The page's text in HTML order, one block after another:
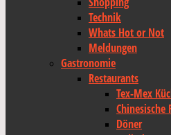
Technik
Whats Hot or Not
Meldungen
Gastronomie
Restaurants
Tex-Mex
Chinesische
Döner